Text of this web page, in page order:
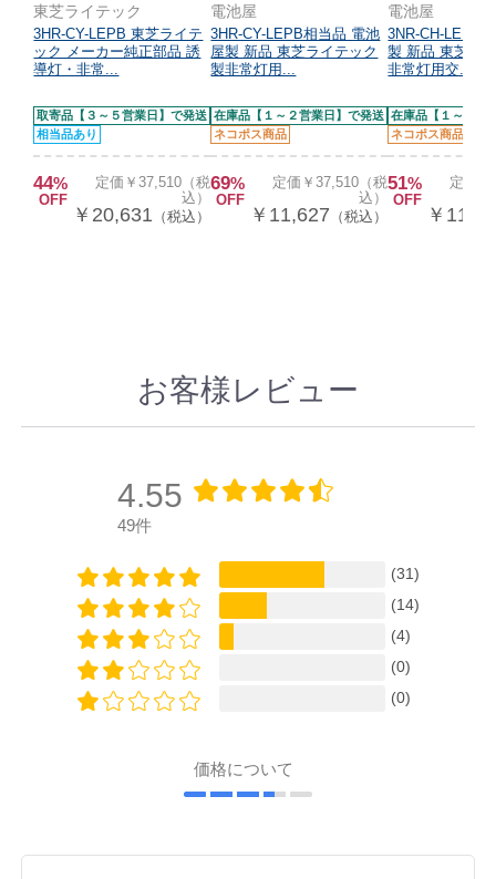
東芝ライテック
3HR-CY-LEPB 東芝ライテ
ック メーカー純正部品 誘
導灯・非常...
取寄品【３～５営業日】で発送
相当品あり
44%
OFF
定価￥37,510（税
込）
￥20,631 （税込）
電池屋
3HR-CY-LEPB相当品 電池
屋製 新品 東芝ライテック
製非常灯用...
在庫品【１～２営業日】で発送
ネコポス商品
69%
OFF
定価￥37,510（税
込）
￥11,627 （税込）
電池屋
3NR-CH-LEB相
製 新品 東芝ラ
非常灯用交...
在庫品【１～２営
ネコポス商品
51%
OFF
定価
￥
お客様レビュー
4.55
49件
(31)
(14)
(4)
(0)
(0)
価格について